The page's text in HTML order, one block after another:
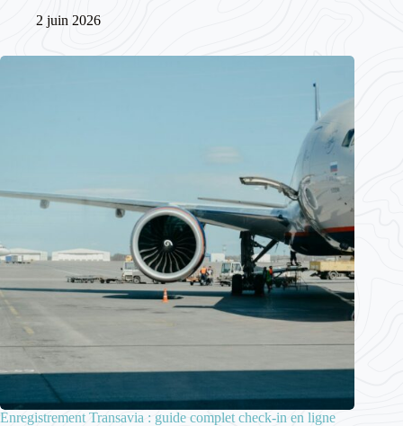
2 juin 2026
Enregistrement Transavia : guide complet check-in en ligne